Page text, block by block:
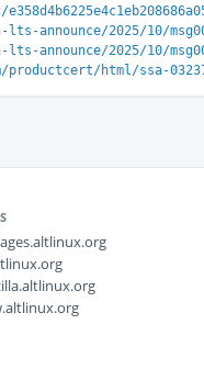
announce/2025/10/
announce/2025/10/
html/ssa-